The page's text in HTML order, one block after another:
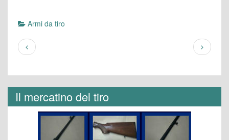
Armi da tiro
Il mercatino del tiro